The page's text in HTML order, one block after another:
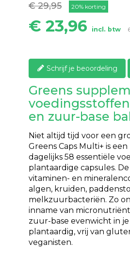
€ 29,95 20% korting
€ 23,96 incl. btw
Schrijf je beoordeling
Greens
en zuur-base
Niet altijd tijd voor een
Greens Caps Multi+ is
dagelijks 58 essentiële
plantaardige capsules.
vitaminen- en
algen, kruiden,
melkzuurbacteriën. Zo
inname van
zuur-base evenwicht in
plantaardig, vrij van
veganisten.